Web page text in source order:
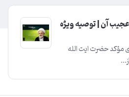
آن | توصیه ویژه
مؤکد حضرت ایت الله